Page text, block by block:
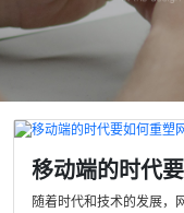
移动端的时代
随着时代和技术的发展，